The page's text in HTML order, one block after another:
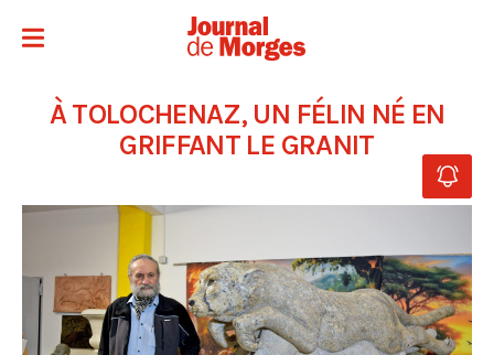
À TOLOCHENAZ, UN FÉLIN NÉ EN
GRIFFANT LE GRANIT